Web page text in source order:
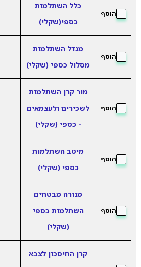
הוסף
כלל השתלמות
כספי(שקלי)
הוסף
מגדל השתלמות
מסלול כספי (שקלי)
הוסף
מור קרן השתלמות
לשכירים ולעצמאים
- כספי (שקלי)
הוסף
מיטב השתלמות
כספי (שקלי)
הוסף
מנורה מבטחים
השתלמות כספי
(שקלי)
קרן החיסכון לצבא